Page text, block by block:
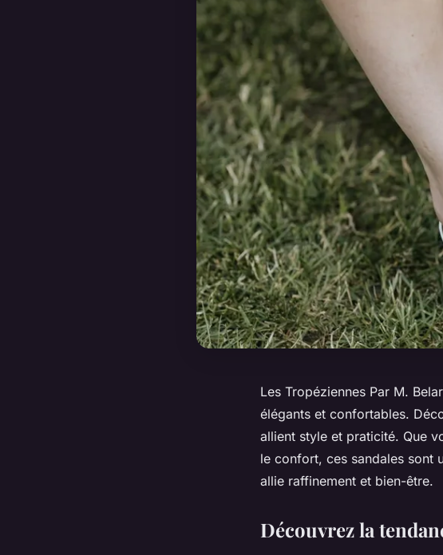
Les Tropéziennes Par M.
élégants et confortables.
allient style et praticité. Que
le confort, ces sandales sont
allie raffinement et bien-être.
Découvrez la